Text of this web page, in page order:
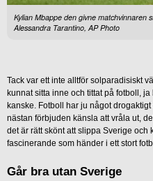
Kylian Mbappe den givne matchvinnaren
Alessandra Tarantino, AP Photo
Tack var ett inte alltför solparadisiskt
kunnat sitta inne och tittat på fotboll,
kanske. Fotboll har ju något
nästan förbjuden känsla att vråla ut,
det är rätt skönt att slippa Sverige
fascinerande som händer i ett stort
Går bra utan Sverige